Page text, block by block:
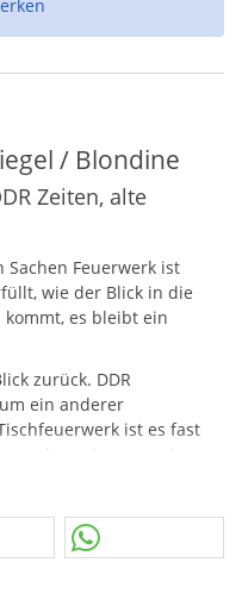
/ Blondine
Zeiten, alte
Sachen Feuerwerk ist
wie der Blick in die
es bleibt ein
zurück. DDR
ein anderer
ist es fast
erfreut ungezündet mind.
nicht zu wissen was
ab, so bald der Deckel